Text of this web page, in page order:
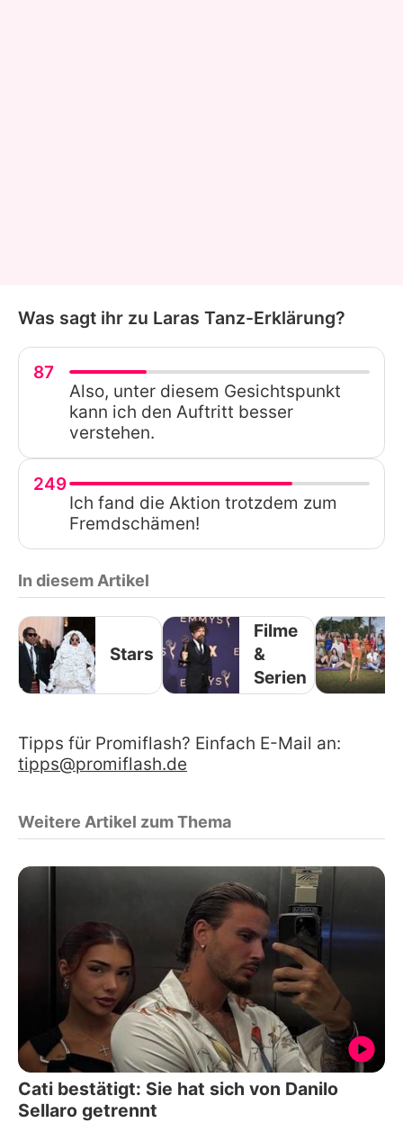
Was sagt ihr zu Laras Tanz-Erklärung?
87
Also, unter diesem Gesichtspunkt
kann ich den Auftritt besser
verstehen.
249
Ich fand die Aktion trotzdem zum
Fremdschämen!
In diesem Artikel
Stars
Filme
&
Serien
Tipps für Promiflash? Einfach E-Mail an:
tipps@promiflash.de
Weitere Artikel zum Thema
Cati bestätigt: Sie hat sich von Danilo
Sellaro getrennt